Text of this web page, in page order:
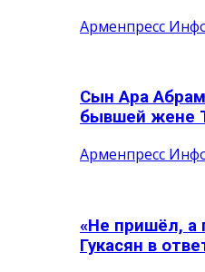
Арменпресс
Сын Ара
бывшей жене
Арменпресс
«Не пришёл, а
Гукасян в